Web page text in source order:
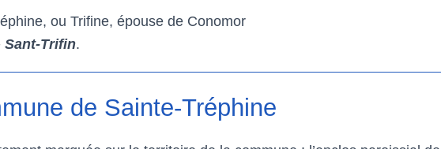
ou Trifine, épouse de Conomor
Sant-Trifin.
de Sainte-Tréphine